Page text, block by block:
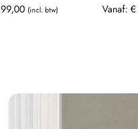
99,00 (incl. btw) Vanaf:€